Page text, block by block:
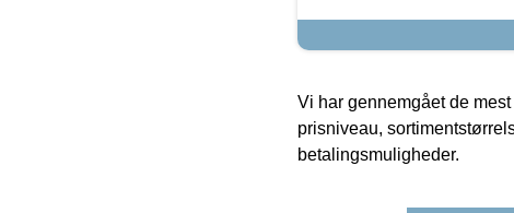
Vi har gennemgået de
prisniveau,
betalingsmuligheder.